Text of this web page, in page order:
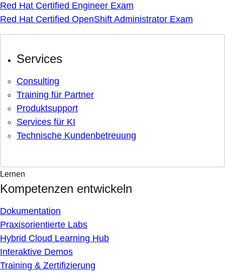
Red Hat Certified Engineer Exam
Red Hat Certified OpenShift Administrator Exam
Services
Consulting
Training für Partner
Produktsupport
Services für KI
Technische Kundenbetreuung
Lernen
Kompetenzen entwickeln
Dokumentation
Praxisorientierte Labs
Hybrid Cloud Learning Hub
Interaktive Demos
Training & Zertifizierung